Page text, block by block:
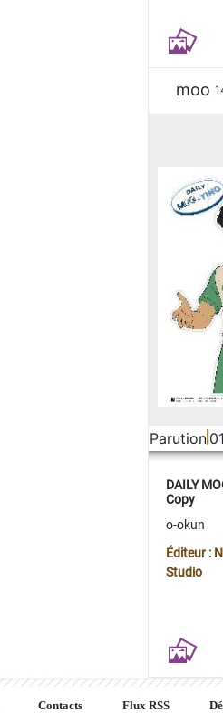
moo
Parution
DAILY
Copy
o-okun
Éditeur :
Studio
Contacts Flux RSS